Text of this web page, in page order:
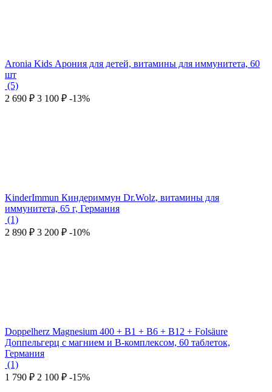
Aronia Kids Арония для детей, витамины для иммунитета, 60
шт
(5)
2 690 ₽ 3 100 ₽ -13%
KinderImmun Киндериммун Dr.Wolz, витамины для
иммунитета, 65 г, Германия
(1)
2 890 ₽ 3 200 ₽ -10%
Doppelherz Magnesium 400 + B1 + B6 + B12 + Folsäure
Доппельгерц с магнием и В-комплексом, 60 таблеток,
Германия
(1)
1 790 ₽ 2 100 ₽ -15%